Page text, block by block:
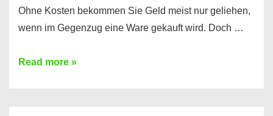
Ohne Kosten bekommen Sie Geld meist nur geliehen,
wenn im Gegenzug eine Ware gekauft wird. Doch …
Einen
Read more »